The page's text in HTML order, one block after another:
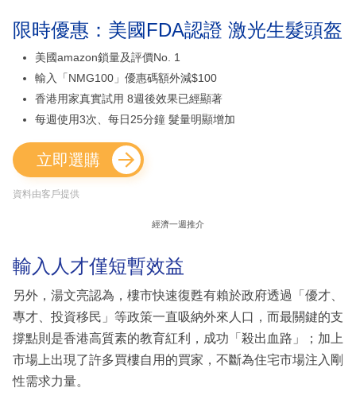
限時優惠：美國FDA認證 激光生髮頭盔
美國amazon鎖量及評價No. 1
輸入「NMG100」優惠碼額外減$100
香港用家真實試用 8週後效果已經顯著
每週使用3次、每日25分鐘 髮量明顯增加
立即選購
資料由客戶提供
經濟一週推介
輸入人才僅短暫效益
另外，湯文亮認為，樓市快速復甦有賴於政府透過「優才、
專才、投資移民」等政策一直吸納外來人口，而最關鍵的支
撐點則是香港高質素的教育紅利，成功「殺出血路」；加上
市場上出現了許多買樓自用的買家，不斷為住宅市場注入剛
性需求力量。